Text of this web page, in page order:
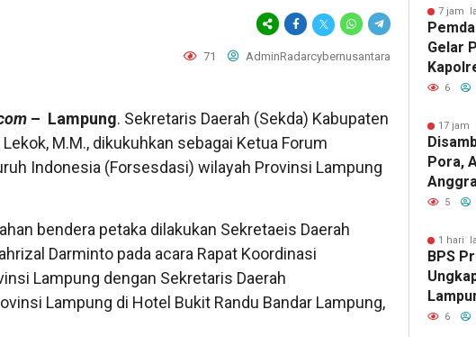
71 AdminRadarcybernusantara
– Lampung. Sekretaris Daerah (Sekda) Kabupaten
M.M., dikukuhkan sebagai Ketua Forum
Indonesia (Forsesdasi) wilayah Provinsi Lampung
bendera petaka dilakukan Sekretaeis Daerah
Darminto pada acara Rapat Koordinasi
Lampung dengan Sekretaris Daerah
Lampung di Hotel Bukit Randu Bandar Lampung,
7 jam
Gelar
Sinergi
6
17 jam
Pora,
Jabat
5
1 hari
BPS
Turun,
6